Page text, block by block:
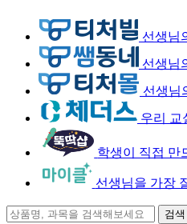
선생님
선생님
선생님
우리 교
학생이 직접 만
선생님을 가장